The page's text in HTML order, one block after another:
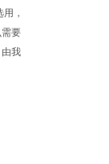
，
要
我